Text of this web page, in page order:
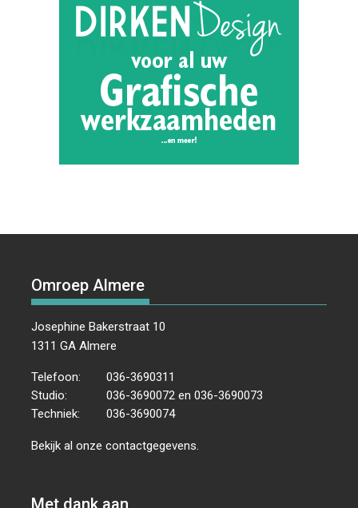
Omroep Almere
Josephine Bakerstraat 10
1311 GA Almere
Telefoon:
036-3690311
Studio:
036-3690072 en 036-3690073
Techniek:
036-3690074
Bekijk al onzecontactgegevens
Met dank aan